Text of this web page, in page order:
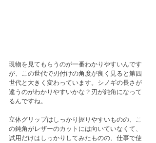
現物を見てもらうのが一番わかりやすいんです
が、この世代で刃付けの角度が良く見ると第四
世代と大きく変わっています。シノギの長さが
違うのがわかりやすいかな？刃が鈍角になって
るんですね。
立体グリップはしっかり握りやすいものの、こ
の鈍角がレザーのカットには向いていなくて、
試用だけはしっかりしてみたものの、仕事で使